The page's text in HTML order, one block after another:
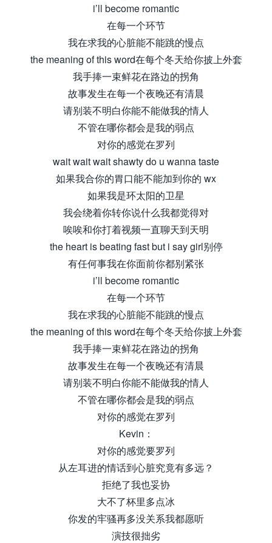
i’ll become romantic
在每一个环节
我在求我的心脏能不能跳的慢点
the meaning of this word在每个冬天给你披上外套
我手捧一束鲜花在路边的拐角
故事发生在每一个夜晚还有清晨
请别装不明白你能不能做我的情人
不管在哪你都会是我的弱点
对你的感觉在罗列
wait wait wait shawty do u wanna taste
如果我合你的胃口能不能加到你的 wx
如果我是环太阳的卫星
我会绕着你转你说什么我都觉得对
唉唉和你打着视频一直聊天到天明
the heart is beating fast but i say girl别停
有任何事我在你面前你都别紧张
i’ll become romantic
在每一个环节
我在求我的心脏能不能跳的慢点
the meaning of this word在每个冬天给你披上外套
我手捧一束鲜花在路边的拐角
故事发生在每一个夜晚还有清晨
请别装不明白你能不能做我的情人
不管在哪你都会是我的弱点
对你的感觉在罗列
Kevin：
对你的感觉要罗列
从左耳进的情话到心脏究竟有多远？
拒绝了我也妥协
大不了杯里多点冰
你发的牢骚再多没关系我都愿听
演技很拙劣